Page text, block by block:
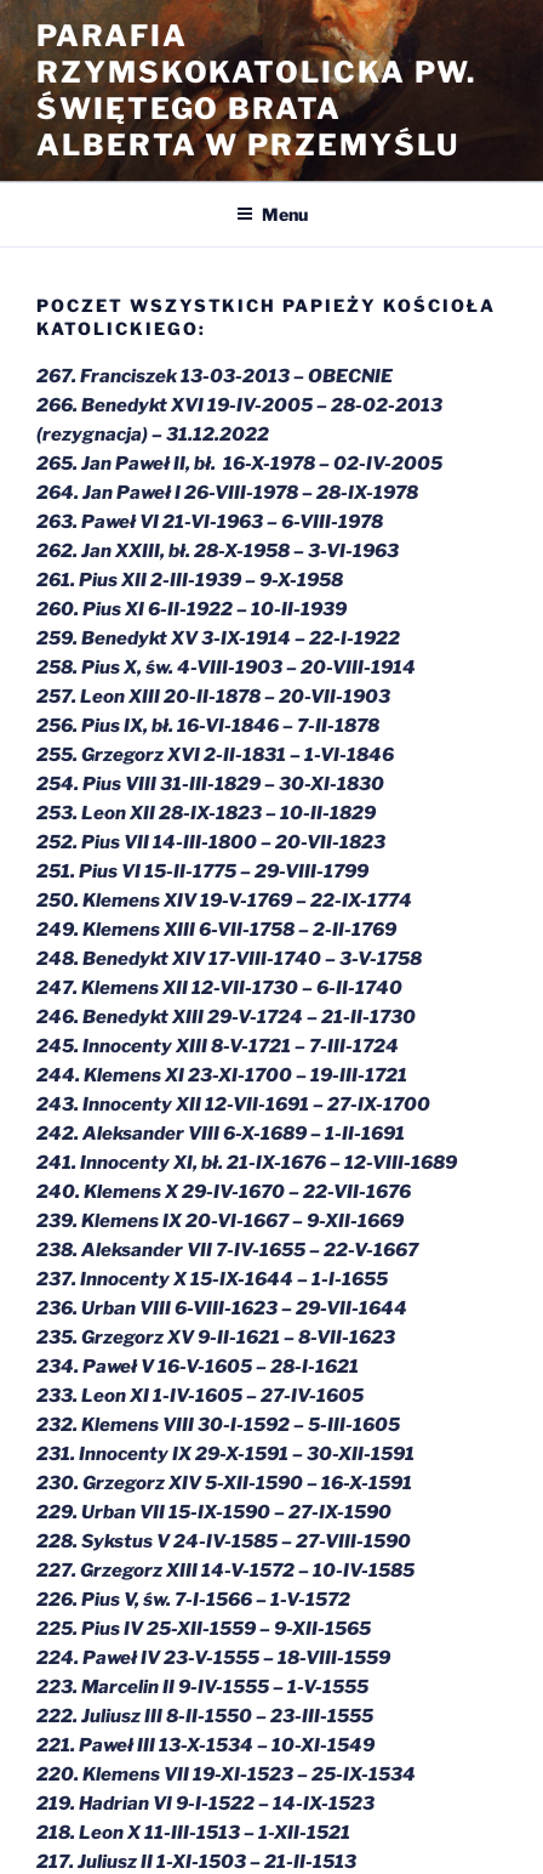
Przejdź
do
treści
PARAFIA
RZYMSKOKATOLICKA PW.
ŚWIĘTEGO BRATA
ALBERTA W PRZEMYŚLU
Menu
POCZET WSZYSTKICH PAPIEŻY KOŚCIOŁA
KATOLICKIEGO:
267. Franciszek 13-03-2013 – OBECNIE
266. Benedykt XVI 19-IV-2005 – 28-02-2013
(rezygnacja) – 31.12.2022
265. Jan Paweł II, bł. 16-X-1978 – 02-IV-2005
264. Jan Paweł I 26-VIII-1978 – 28-IX-1978
263. Paweł VI 21-VI-1963 – 6-VIII-1978
262. Jan XXIII, bł. 28-X-1958 – 3-VI-1963
261. Pius XII 2-III-1939 – 9-X-1958
260. Pius XI 6-II-1922 – 10-II-1939
259. Benedykt XV 3-IX-1914 – 22-I-1922
258. Pius X, św. 4-VIII-1903 – 20-VIII-1914
257. Leon XIII 20-II-1878 – 20-VII-1903
256. Pius IX, bł. 16-VI-1846 – 7-II-1878
255. Grzegorz XVI 2-II-1831 – 1-VI-1846
254. Pius VIII 31-III-1829 – 30-XI-1830
253. Leon XII 28-IX-1823 – 10-II-1829
252. Pius VII 14-III-1800 – 20-VII-1823
251. Pius VI 15-II-1775 – 29-VIII-1799
250. Klemens XIV 19-V-1769 – 22-IX-1774
249. Klemens XIII 6-VII-1758 – 2-II-1769
248. Benedykt XIV 17-VIII-1740 – 3-V-1758
247. Klemens XII 12-VII-1730 – 6-II-1740
246. Benedykt XIII 29-V-1724 – 21-II-1730
245. Innocenty XIII 8-V-1721 – 7-III-1724
244. Klemens XI 23-XI-1700 – 19-III-1721
243. Innocenty XII 12-VII-1691 – 27-IX-1700
242. Aleksander VIII 6-X-1689 – 1-II-1691
241. Innocenty XI, bł. 21-IX-1676 – 12-VIII-1689
240. Klemens X 29-IV-1670 – 22-VII-1676
239. Klemens IX 20-VI-1667 – 9-XII-1669
238. Aleksander VII 7-IV-1655 – 22-V-1667
237. Innocenty X 15-IX-1644 – 1-I-1655
236. Urban VIII 6-VIII-1623 – 29-VII-1644
235. Grzegorz XV 9-II-1621 – 8-VII-1623
234. Paweł V 16-V-1605 – 28-I-1621
233. Leon XI 1-IV-1605 – 27-IV-1605
232. Klemens VIII 30-I-1592 – 5-III-1605
231. Innocenty IX 29-X-1591 – 30-XII-1591
230. Grzegorz XIV 5-XII-1590 – 16-X-1591
229. Urban VII 15-IX-1590 – 27-IX-1590
228. Sykstus V 24-IV-1585 – 27-VIII-1590
227. Grzegorz XIII 14-V-1572 – 10-IV-1585
226. Pius V, św. 7-I-1566 – 1-V-1572
225. Pius IV 25-XII-1559 – 9-XII-1565
224. Paweł IV 23-V-1555 – 18-VIII-1559
223. Marcelin II 9-IV-1555 – 1-V-1555
222. Juliusz III 8-II-1550 – 23-III-1555
221. Paweł III 13-X-1534 – 10-XI-1549
220. Klemens VII 19-XI-1523 – 25-IX-1534
219. Hadrian VI 9-I-1522 – 14-IX-1523
218. LeonX 11-III-1513 – 1-XII-1521
217. Juliusz II 1-XI-1503 – 21-II-1513